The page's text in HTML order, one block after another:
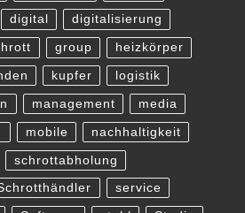
digital digitalisierung
group heizkörper
kupfer logistik
management media
mobile nachhaltigkeit
schrottabholung
service